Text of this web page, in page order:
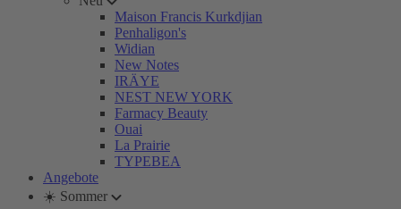
Maison Francis Kurkdjian
Penhaligon's
Widian
New Notes
IRÄYE
NEST NEW YORK
Farmacy Beauty
Ouai
La Prairie
TYPEBEA
Angebote
☀️ Sommer